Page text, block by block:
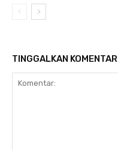
TINGGALKAN KOMENTAR